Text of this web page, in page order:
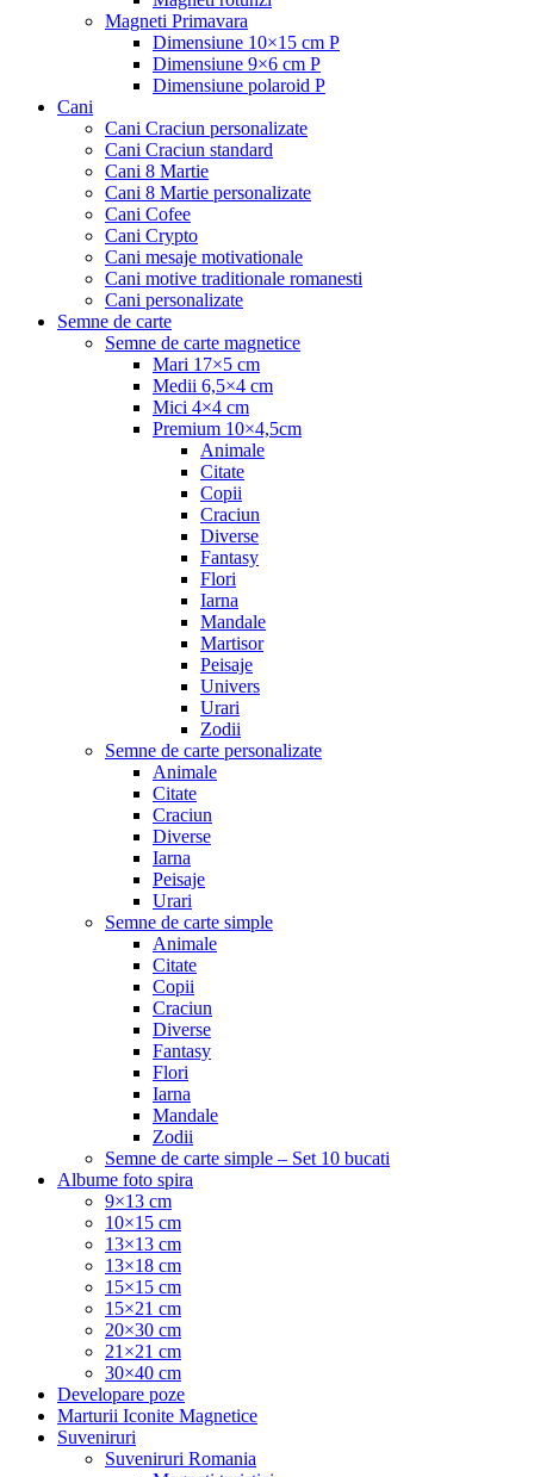
Magneti Primavara
Dimensiune 10×15 cm P
Dimensiune 9×6 cm P
Dimensiune polaroid P
Cani
Cani Craciun personalizate
Cani Craciun standard
Cani 8 Martie
Cani 8 Martie personalizate
Cani Cofee
Cani Crypto
Cani mesaje motivationale
Cani motive traditionale romanesti
Cani personalizate
Semne de carte
Semne de carte magnetice
Mari 17×5 cm
Medii 6,5×4 cm
Mici 4×4 cm
Premium 10×4,5cm
Animale
Citate
Copii
Craciun
Diverse
Fantasy
Flori
Iarna
Mandale
Martisor
Peisaje
Univers
Urari
Zodii
Semne de carte personalizate
Animale
Citate
Craciun
Diverse
Iarna
Peisaje
Urari
Semne de carte simple
Animale
Citate
Copii
Craciun
Diverse
Fantasy
Flori
Iarna
Mandale
Zodii
Semne de carte simple – Set 10 bucati
Albume foto spira
9×13 cm
10×15 cm
13×13 cm
13×18 cm
15×15 cm
15×21 cm
20×30 cm
21×21 cm
30×40 cm
Developare poze
Marturii Iconite Magnetice
Suveniruri
Suveniruri Romania